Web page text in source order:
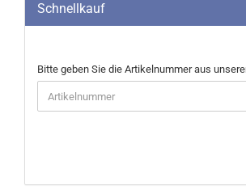
Schnellkauf
BITTE
GEBEN
SIE
DIE
EIN.
Bitte geben Sie die Artikelnummer aus